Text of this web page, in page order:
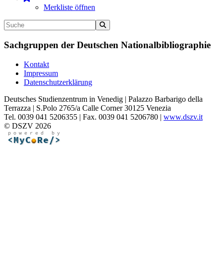
Merkliste öffnen
Sachgruppen der Deutschen Nationalbibliographie
Kontakt
Impressum
Datenschutzerklärung
Deutsches Studienzentrum in Venedig | Palazzo Barbarigo della
Terrazza | S.Polo 2765/a Calle Corner 30125 Venezia
Tel. 0039 041 5206355 | Fax. 0039 041 5206780 | www.dszv.it
© DSZV 2026